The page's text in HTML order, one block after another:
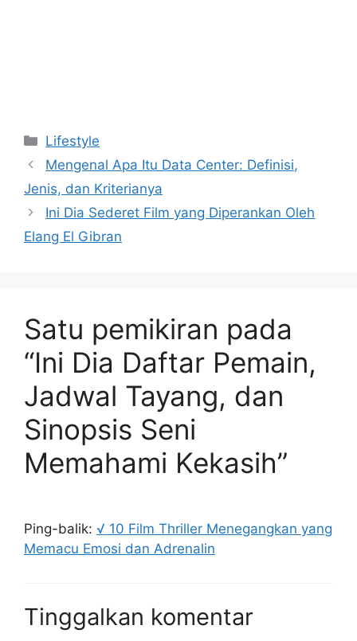
Kategori
Lifestyle
Mengenal Apa Itu Data Center: Definisi,
Jenis, dan Kriterianya
Ini Dia Sederet Film yang Diperankan Oleh
Elang El Gibran
Satu pemikiran pada
“Ini Dia Daftar Pemain,
Jadwal Tayang, dan
Sinopsis Seni
Memahami Kekasih”
Ping-balik: √ 10 Film Thriller Menegangkan yang
Memacu Emosi dan Adrenalin
Tinggalkan komentar